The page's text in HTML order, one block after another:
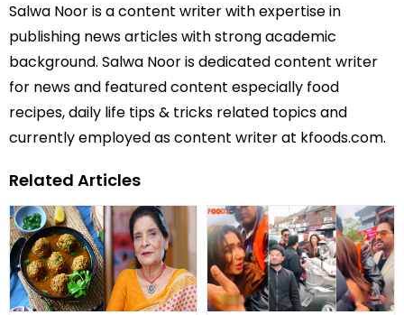
Salwa Noor is a content writer with expertise in
publishing news articles with strong academic
background. Salwa Noor is dedicated content writer
for news and featured content especially food
recipes, daily life tips & tricks related topics and
currently employed as content writer at kfoods.com.
Related Articles